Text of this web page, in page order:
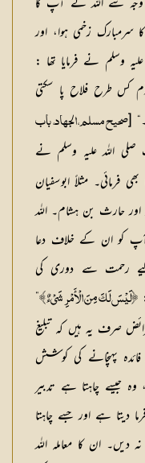
سرمبارک زخمی ہوا، اور
وسلم نے فرمایا تھا :
کس طرح فلاح پا سکتی
[صحيح مسلم، الجهاد، باب
اللہ علیہ وسلم نے
مثلاً ابوسفیان
حارث بن ہشام۔ اللہ
آپ کو ان کے خلاف دعا
رحمت سے دوری کی
﴿لَيْسَ لَكَ مِنَ الْأَمْرِ شَيْءٌ ﴾”
صرف یہ ہیں کہ تبلیغ
فائدہ پہنچانے کی کوشش
وہ جیسے چاہتا ہے تدبیر
دیتا ہے اور جسے چاہتا
دیں۔ ان کا معاملہ اللہ